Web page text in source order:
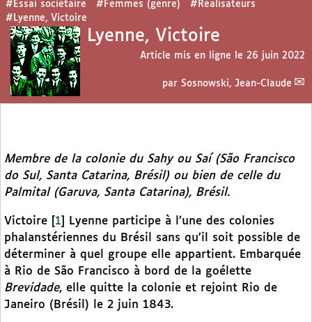
#Essai sociétaire
#Femmes (genre)
#Réalisateurs
#Lyenne, Victoire
Lyenne, Victoire
Article mis en ligne le 26 juin 2022
par Sosnowski, Jean-Claude
Membre de la colonie du Sahy ou Saí (São Francisco
do Sul, Santa Catarina, Brésil) ou bien de celle du
Palmital (Garuva, Santa Catarina), Brésil.
Victoire 1
Lyenne participe à l’une des colonies
phalanstériennes du Brésil sans qu’il soit possible de
déterminer à quel groupe elle appartient. Embarquée
à Rio de São Francisco à bord de la goélette
Brevidade, elle quitte la colonie et rejoint Rio de
Janeiro (Brésil) le 2 juin 1843.